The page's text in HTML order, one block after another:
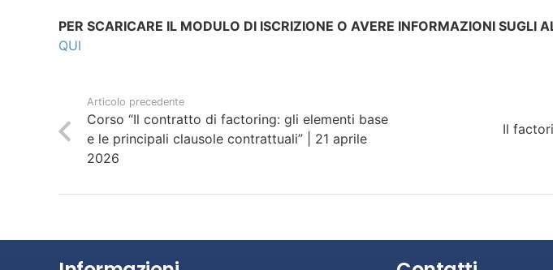
PER SCARICARE IL MODULO DI ISCRIZIONE O AVERE INFORMAZIONI SUGLI
QUI
Articolo precedente
Corso “Il contratto di factoring: gli elementi base
e le principali clausole contrattuali” | 21 aprile
2026
Il